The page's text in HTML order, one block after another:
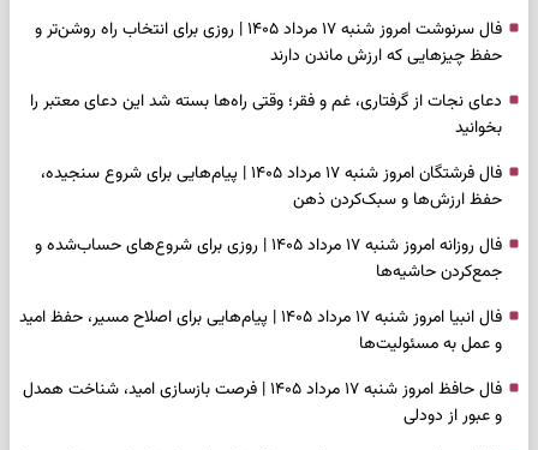
فال سرنوشت امروز شنبه ۱۷ مرداد ۱۴۰۵ | روزی برای انتخاب راه روشن‌تر و
حفظ چیزهایی که ارزش ماندن دارند
دعای نجات از گرفتاری، غم و فقر؛ وقتی راه‌ها بسته شد این دعای معتبر را
بخوانید
فال فرشتگان امروز شنبه ۱۷ مرداد ۱۴۰۵ | پیام‌هایی برای شروع سنجیده،
حفظ ارزش‌ها و سبک‌کردن ذهن
فال روزانه امروز شنبه ۱۷ مرداد ۱۴۰۵ | روزی برای شروع‌های حساب‌شده و
جمع‌کردن حاشیه‌ها
فال انبیا امروز شنبه ۱۷ مرداد ۱۴۰۵ | پیام‌هایی برای اصلاح مسیر، حفظ امید
و عمل به مسئولیت‌ها
فال حافظ امروز شنبه ۱۷ مرداد ۱۴۰۵ | فرصت بازسازی امید، شناخت همدل
و عبور از دودلی